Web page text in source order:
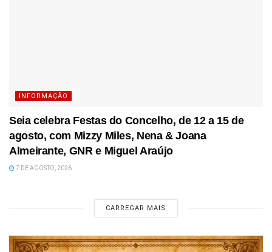
INFORMAÇÃO
Seia celebra Festas do Concelho, de 12 a 15 de
agosto, com Mizzy Miles, Nena & Joana
Almeirante, GNR e Miguel Araújo
7 DE AGOSTO, 2026
CARREGAR MAIS